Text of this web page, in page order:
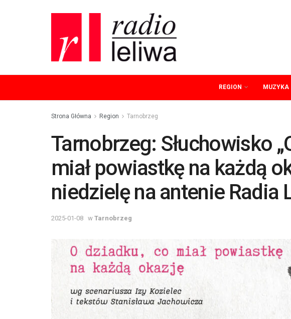
REGION MUZYKA
Strona Główna Region Tarnobrzeg
Tarnobrzeg: Słuchowisko
miał powiastkę na każdą
niedzielę na antenie Radia
2025-01-08 w Tarnobrzeg